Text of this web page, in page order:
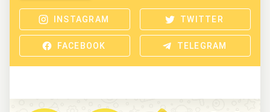
INSTAGRAM TWITTER
FACEBOOK TELEGRAM